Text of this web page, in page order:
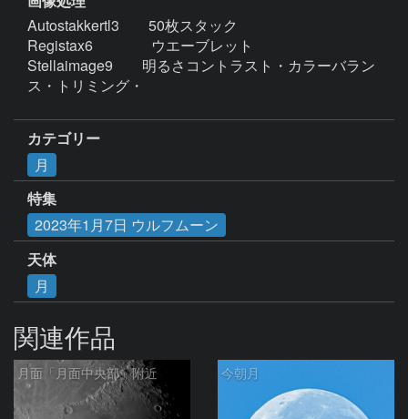
Autostakkertl3　　50枚スタック
Registax6　　　　ウエーブレット
Stellaimage9　　明るさコントラスト・カラーバラン
ス・トリミング・
カテゴリー
月
特集
2023年1月7日 ウルフムーン
天体
月
関連作品
月面「月面中央部」附近 今朝月